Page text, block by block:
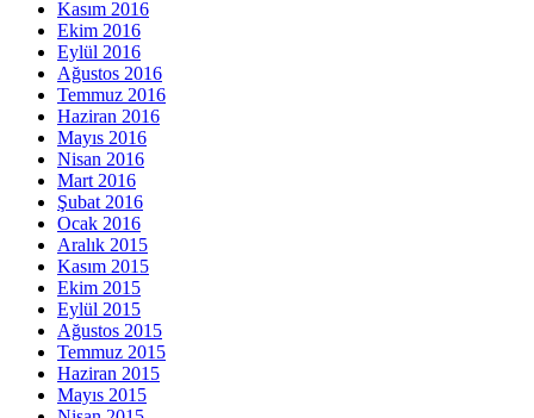
Kasım 2016
Ekim 2016
Eylül 2016
Ağustos 2016
Temmuz 2016
Haziran 2016
Mayıs 2016
Nisan 2016
Mart 2016
Şubat 2016
Ocak 2016
Aralık 2015
Kasım 2015
Ekim 2015
Eylül 2015
Ağustos 2015
Temmuz 2015
Haziran 2015
Mayıs 2015